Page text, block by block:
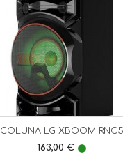
COLUNA LG XBOOM
Preço
163,00 € lens
 Vista Rápida